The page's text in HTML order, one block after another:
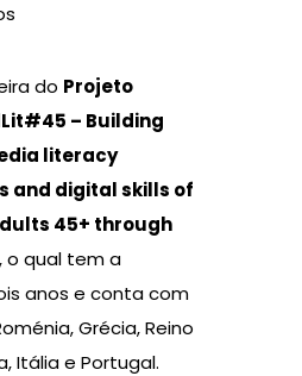
do Projeto
– Building
literacy
and digital skills of
45+ through
, o qual tem a
anos e conta com
Grécia, Reino
Itália e Portugal.